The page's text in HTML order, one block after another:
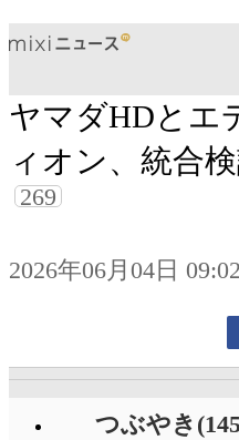
ヤマダHDとエ
ィオン、統合
269
2026年06月04日 09:02
つぶやき